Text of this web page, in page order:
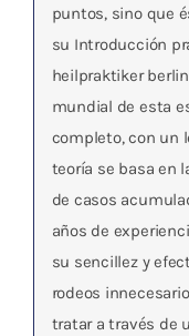
puntos, sino que
su Introducción
heilpraktiker
mundial de esta
completo, con un
teoría se basa en
de casos
años de
su sencillez y
rodeos
tratar a través de